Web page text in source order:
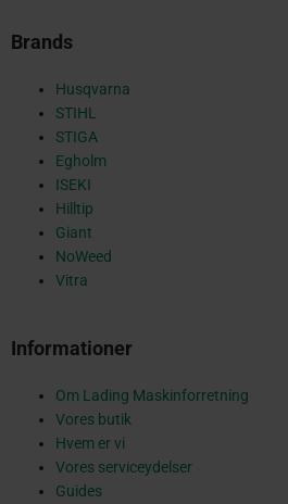
a
Brands
Husqvarna
STIHL
STIGA
Egholm
ISEKI
Hilltip
Giant
NoWeed
Vitra
Informationer
Om Lading Maskinforretning
Vores butik
Hvem er vi
Vores serviceydelser
Guides